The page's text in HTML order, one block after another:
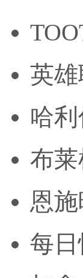
英
哈
布
恩
每